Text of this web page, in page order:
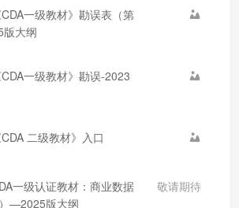
一级教材》勘误表（第
大纲
一级教材》勘误-2023
二级教材》入口
一级认证教材：商业数据
—2025版大纲
敬请期待